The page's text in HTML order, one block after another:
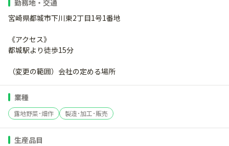
勤務地・交通
宮崎県都城市下川東2丁目1号1番地
《アクセス》
都城駅より徒歩15分
（変更の範囲）会社の定める場所
業種
露地野菜･畑作 製造･加工･販売
生産品目